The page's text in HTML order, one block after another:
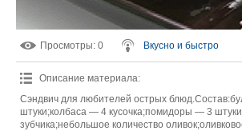
Просмотры: 0 Вкусно и быстро
Описание материала:
Сэндвич для любителей острых
штуки;колбаса — 4 кусочка;помидоры — 3
зубчика;небольшое количество